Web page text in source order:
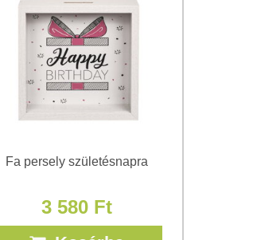
Fa persely születésnapra
3 580 Ft